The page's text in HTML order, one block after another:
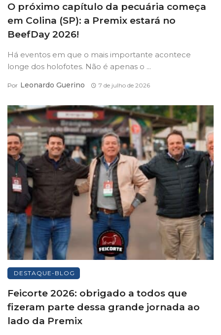
O próximo capítulo da pecuária começa
em Colina (SP): a Premix estará no
BeefDay 2026!
Há eventos em que o mais importante acontece
longe dos holofotes. Não é apenas o ...
Por Leonardo Guerino 7 de julho de 2026
DESTAQUE-BLOG
Feicorte 2026: obrigado a todos que
fizeram parte dessa grande jornada ao
lado da Premix